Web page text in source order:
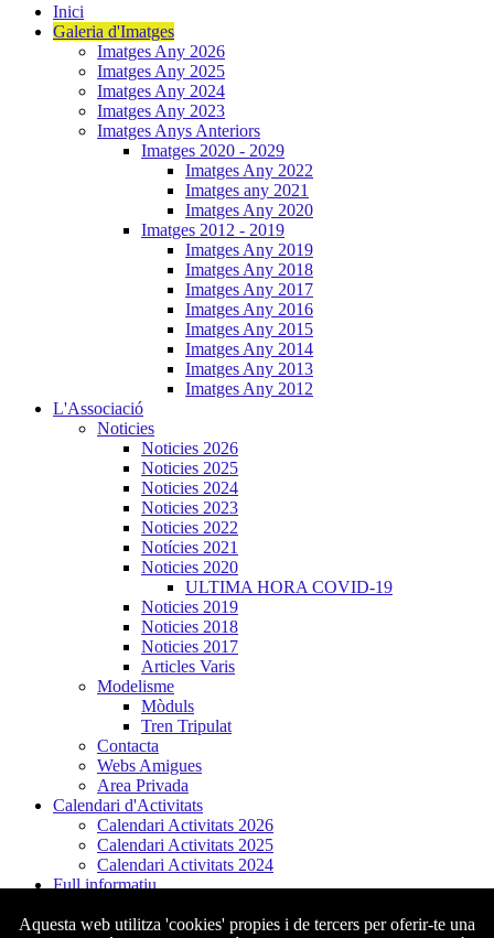
Inici
Galeria d'Imatges
Imatges Any 2026
Imatges Any 2025
Imatges Any 2024
Imatges Any 2023
Imatges Anys Anteriors
Imatges 2020 - 2029
Imatges Any 2022
Imatges any 2021
Imatges Any 2020
Imatges 2012 - 2019
Imatges Any 2019
Imatges Any 2018
Imatges Any 2017
Imatges Any 2016
Imatges Any 2015
Imatges Any 2014
Imatges Any 2013
Imatges Any 2012
L'Associació
Noticies
Noticies 2026
Noticies 2025
Noticies 2024
Noticies 2023
Noticies 2022
Notícies 2021
Noticies 2020
ULTIMA HORA COVID-19
Noticies 2019
Noticies 2018
Noticies 2017
Articles Varis
Modelisme
Mòduls
Tren Tripulat
Contacta
Webs Amigues
Area Privada
Calendari d'Activitats
Calendari Activitats 2026
Calendari Activitats 2025
Calendari Activitats 2024
Full informatiu
TARDEPELLICULA 11-12-23
Aquesta web utilitza 'cookies' propies i de tercers per oferir-te una